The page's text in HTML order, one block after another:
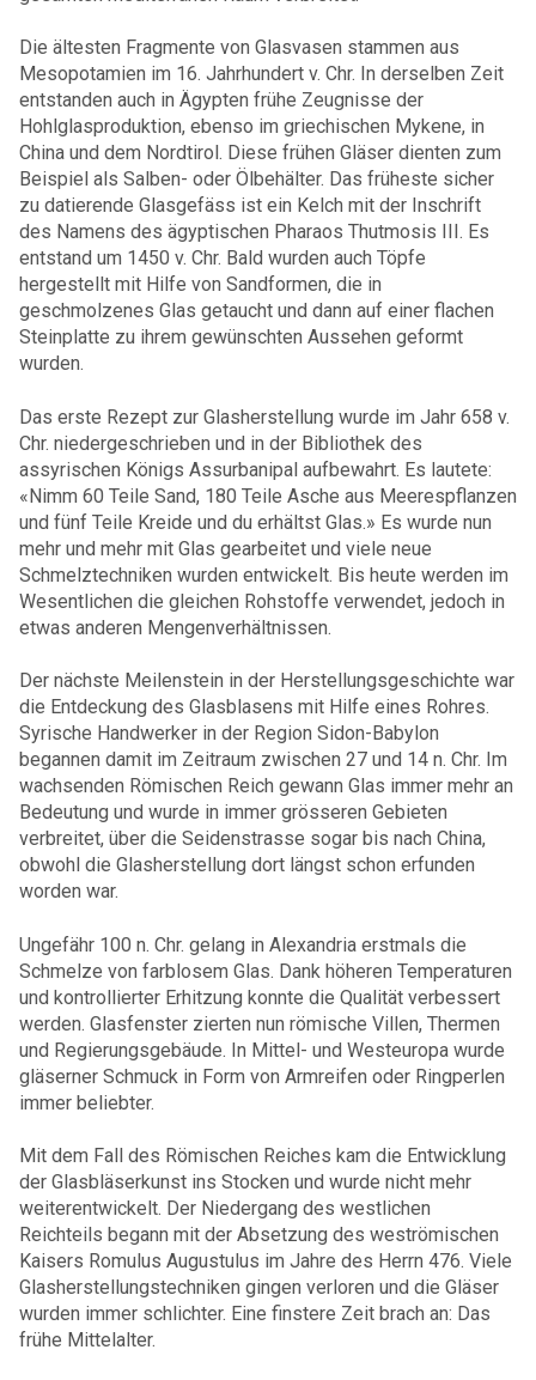
Die ältesten Fragmente von Glasvasen stammen aus
Mesopotamien im 16. Jahrhundert v. Chr. In derselben Zeit
entstanden auch in Ägypten frühe Zeugnisse der
Hohlglasproduktion, ebenso im griechischen Mykene, in
China und dem Nordtirol. Diese frühen Gläser dienten zum
Beispiel als Salben- oder Ölbehälter. Das früheste sicher
zu datierende Glasgefäss ist ein Kelch mit der Inschrift
des Namens des ägyptischen Pharaos Thutmosis III. Es
entstand um 1450 v. Chr. Bald wurden auch Töpfe
hergestellt mit Hilfe von Sandformen, die in
geschmolzenes Glas getaucht und dann auf einer flachen
Steinplatte zu ihrem gewünschten Aussehen geformt
wurden.
Das erste Rezept zur Glasherstellung wurde im Jahr 658 v.
Chr. niedergeschrieben und in der Bibliothek des
assyrischen Königs Assurbanipal aufbewahrt. Es lautete:
«Nimm 60 Teile Sand, 180 Teile Asche aus Meerespflanzen
und fünf Teile Kreide und du erhältst Glas.» Es wurde nun
mehr und mehr mit Glas gearbeitet und viele neue
Schmelztechniken wurden entwickelt. Bis heute werden im
Wesentlichen die gleichen Rohstoffe verwendet, jedoch in
etwas anderen Mengenverhältnissen.
Der nächste Meilenstein in der Herstellungsgeschichte war
die Entdeckung des Glasblasens mit Hilfe eines Rohres.
Syrische Handwerker in der Region Sidon-Babylon
begannen damit im Zeitraum zwischen 27 und 14 n. Chr. Im
wachsenden Römischen Reich gewann Glas immer mehr an
Bedeutung und wurde in immer grösseren Gebieten
verbreitet, über die Seidenstrasse sogar bis nach China,
obwohl die Glasherstellung dort längst schon erfunden
worden war.
Ungefähr 100 n. Chr. gelang in Alexandria erstmals die
Schmelze von farblosem Glas. Dank höheren Temperaturen
und kontrollierter Erhitzung konnte die Qualität verbessert
werden. Glasfenster zierten nun römische Villen, Thermen
und Regierungsgebäude. In Mittel- und Westeuropa wurde
gläserner Schmuck in Form von Armreifen oder Ringperlen
immer beliebter.
Mit dem Fall des Römischen Reiches kam die Entwicklung
der Glasbläserkunst ins Stocken und wurde nicht mehr
weiterentwickelt. Der Niedergang des westlichen
Reichteils begann mit der Absetzung des weströmischen
Kaisers Romulus Augustulus im Jahre des Herrn 476. Viele
Glasherstellungstechniken gingen verloren und die Gläser
wurden immer schlichter. Eine finstere Zeit brach an: Das
frühe Mittelalter.